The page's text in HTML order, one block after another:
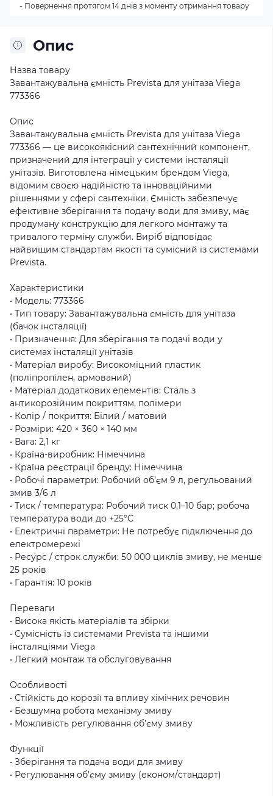
Опис
Назва товару
Завантажувальна ємність Prevista для унітаза Viega
773366
Опис
Завантажувальна ємність Prevista для унітаза Viega
773366 — це високоякісний сантехнічний компонент,
призначений для інтеграції у системи інсталяції
унітазів. Виготовлена німецьким брендом Viega,
відомим своєю надійністю та інноваційними
рішеннями у сфері сантехніки. Ємність забезпечує
ефективне зберігання та подачу води для змиву, має
продуману конструкцію для легкого монтажу та
тривалого терміну служби. Виріб відповідає
найвищим стандартам якості та сумісний із системами
Prevista.
Характеристики
• Модель: 773366
• Тип товару: Завантажувальна ємність для унітаза
(бачок інсталяції)
• Призначення: Для зберігання та подачі води у
системах інсталяції унітазів
• Матеріал виробу: Високоміцний пластик
(поліпропілен, армований)
• Матеріал додаткових елементів: Сталь з
антикорозійним покриттям, полімери
• Колір / покриття: Білий / матовий
• Розміри: 420 × 360 × 140 мм
• Вага: 2,1 кг
• Країна-виробник: Німеччина
• Країна реєстрації бренду: Німеччина
• Робочі параметри: Робочий об’єм 9 л, регульований
змив 3/6 л
• Тиск / температура: Робочий тиск 0,1–10 бар; робоча
температура води до +25°C
• Електричні параметри: Не потребує підключення до
електромережі
• Ресурс / строк служби: 50 000 циклів змиву, не менше
25 років
• Гарантія: 10 років
Переваги
• Висока якість матеріалів та збірки
• Сумісність із системами Prevista та іншими
інсталяціями Viega
• Легкий монтаж та обслуговування
Особливості
• Стійкість до корозії та впливу хімічних речовин
• Безшумна робота механізму змиву
• Можливість регулювання об’єму змиву
Функції
• Зберігання та подача води для змиву
• Регулювання об’єму змиву (економ/стандарт)
- Повернення протягом 14 днів з моменту отримання товару